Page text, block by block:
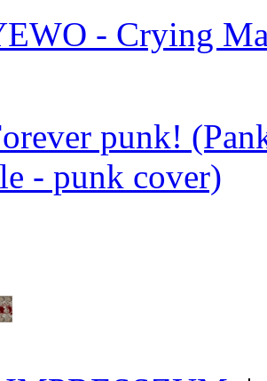
- Crying
punk!
- punk cover)